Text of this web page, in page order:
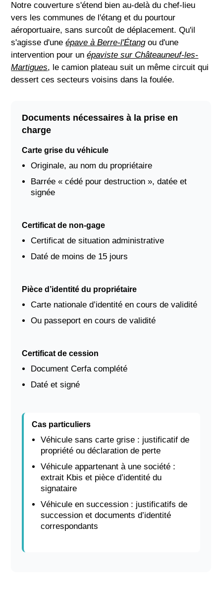
Notre couverture s'étend bien au-delà du chef-lieu
vers les communes de l'étang et du pourtour
aéroportuaire, sans surcoût de déplacement. Qu'il
s'agisse d'uneépave à Berre-l'Étangou d'une
intervention pour unépaviste sur Châteauneuf-les-
Martigues, le camion plateau suit un même circuit qui
dessert ces secteurs voisins dans la foulée.
Documents nécessaires à la prise en
charge
Carte grise du véhicule
Originale, au nom du propriétaire
Barrée « cédé pour destruction », datée et
signée
Certificat de non-gage
Certificat de situation administrative
Daté de moins de 15 jours
Pièce d’identité du propriétaire
Carte nationale d’identité en cours de validité
Ou passeport en cours de validité
Certificat de cession
Document Cerfa complété
Daté et signé
Cas particuliers
Véhicule sans carte grise : justificatif de
propriété ou déclaration de perte
Véhicule appartenant à une société :
extrait Kbis et pièce d’identité du
signataire
Véhicule en succession : justificatifs de
succession et documents d’identité
correspondants